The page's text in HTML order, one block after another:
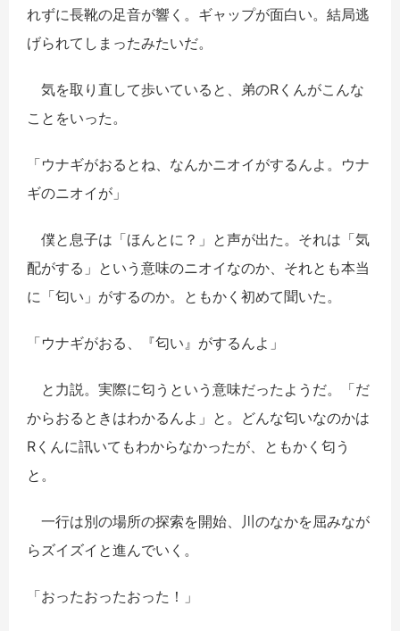
れずに長靴の足音が響く。ギャップが面白い。結局逃
げられてしまったみたいだ。
気を取り直して歩いていると、弟のRくんがこんな
ことをいった。
「ウナギがおるとね、なんかニオイがするんよ。ウナ
ギのニオイが」
僕と息子は「ほんとに？」と声が出た。それは「気
配がする」という意味のニオイなのか、それとも本当
に「匂い」がするのか。ともかく初めて聞いた。
「ウナギがおる、『匂い』がするんよ」
と力説。実際に匂うという意味だったようだ。「だ
からおるときはわかるんよ」と。どんな匂いなのかは
Rくんに訊いてもわからなかったが、ともかく匂う
と。
一行は別の場所の探索を開始、川のなかを屈みなが
らズイズイと進んでいく。
「おったおったおった！」